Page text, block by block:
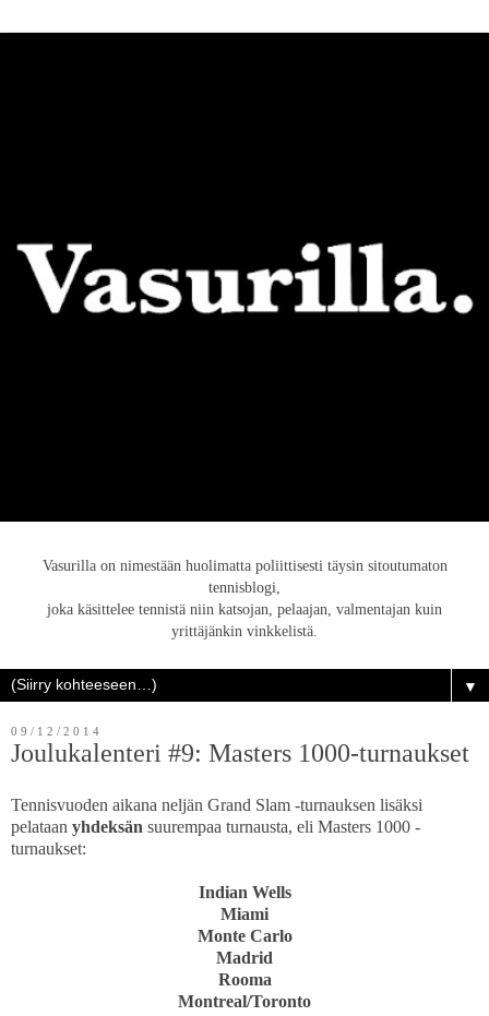
Vasurilla on nimestään huolimatta poliittisesti täysin sitoutumaton
tennisblogi,
joka käsittelee tennistä niin katsojan, pelaajan, valmentajan kuin
yrittäjänkin vinkkelistä.
▼
09/12/2014
Joulukalenteri #9: Masters 1000-turnaukset
Tennisvuoden aikana neljän Grand Slam -turnauksen lisäksi
pelataan yhdeksän suurempaa turnausta, eli Masters 1000 -
turnaukset:
Indian Wells
Miami
Monte Carlo
Madrid
Rooma
Montreal/Toronto